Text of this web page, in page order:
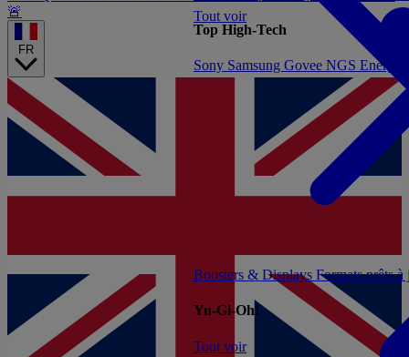
🚨
FR
Tout voir
Boosters & Displays Formats prêts
Yu-Gi-Oh!
Tout voir
Top High-Tech
Sony Samsung Govee NGS Energy